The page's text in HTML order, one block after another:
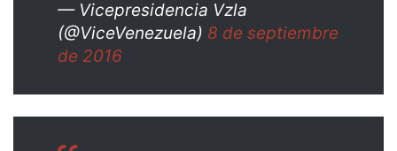
— Vicepresidencia Vzla
(@ViceVenezuela) 8 de septiembre
de 2016